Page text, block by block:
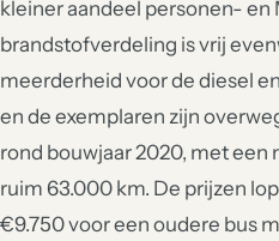
kleiner aandeel personen- en
brandstofverdeling is vrij
meerderheid voor de diesel
en de exemplaren zijn
rond bouwjaar 2020, met
ruim 63.000 km. De prijzen
€9.750 voor een oudere bus